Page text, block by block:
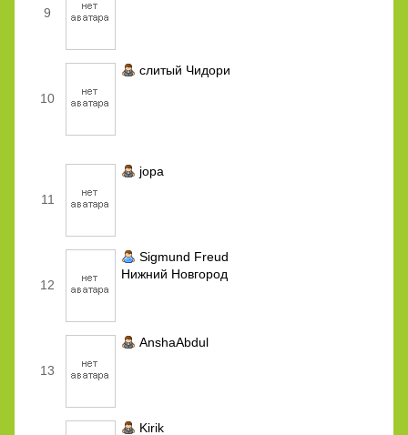
9
10
слитый Чидори
11
jopa
12
Sigmund Freud
Нижний Новгород
13
AnshaAbdul
Kirik